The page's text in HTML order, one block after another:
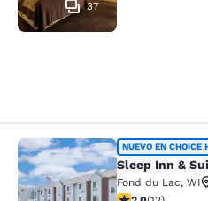
37
Sleep Inn & Suites
NUEVO EN CHOICE
Sleep Inn &
Fond du Lac, WI
Calificación de 2